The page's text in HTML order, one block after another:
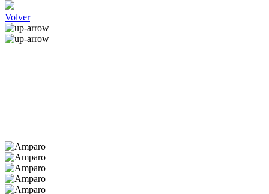
Volver